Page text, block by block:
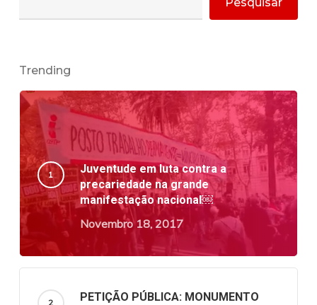
Trending
Juventude em luta contra a
precariedade na grande
manifestação nacional￼
Novembro 18, 2017
PETIÇÃO PÚBLICA: MONUMENTO